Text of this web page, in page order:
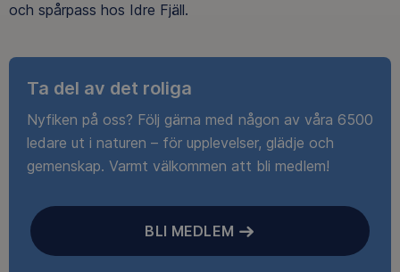
och spårpass hos Idre Fjäll.
Ta del av det roliga
Nyfiken på oss? Följ gärna med någon av våra 6500
ledare ut i naturen – för upplevelser, glädje och
gemenskap. Varmt välkommen att bli medlem!
BLI MEDLEM